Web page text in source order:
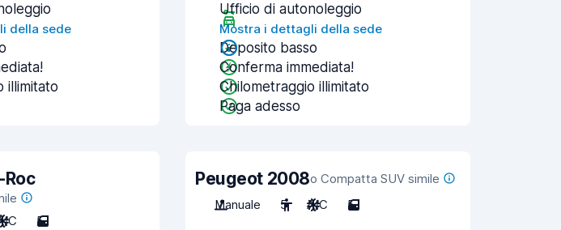
della sede
illimitato
Ufficio di autonoleggio
Mostra i dettagli della sede
Deposito basso
Conferma immediata!
Chilometraggio illimitato
Paga adesso
C 5
Peugeot 2008o Compatta SUV simile
Manuale
5 A/C 5